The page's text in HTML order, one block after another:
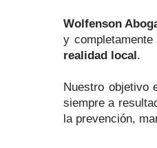
Wolfenson
y
realidad local.
Nuestro objetivo
siempre a
la prevención,